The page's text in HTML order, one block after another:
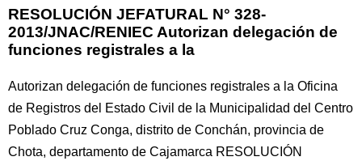
RESOLUCIÓN JEFATURAL N° 328-
2013/JNAC/RENIEC Autorizan delegación de
funciones registrales a la
Autorizan delegación de funciones registrales a la Oficina
de Registros del Estado Civil de la Municipalidad del Centro
Poblado Cruz Conga, distrito de Conchán, provincia de
Chota, departamento de Cajamarca RESOLUCIÓN